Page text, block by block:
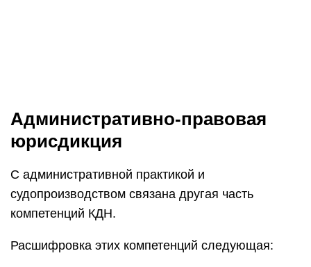
Административно-правовая
юрисдикция
С административной практикой и
судопроизводством связана другая часть
компетенций КДН.
Расшифровка этих компетенций следующая: